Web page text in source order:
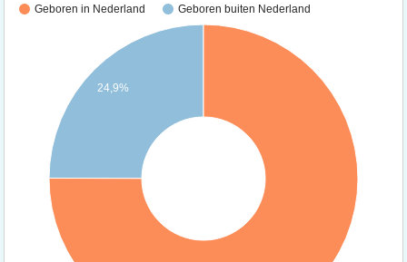
Geboren in Nederland Geboren buiten Nederland
24,9%